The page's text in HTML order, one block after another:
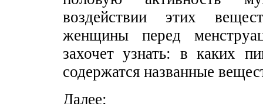
воздействии этих
женщины перед
захочет узнать: в каких
содержатся названные
Далее: